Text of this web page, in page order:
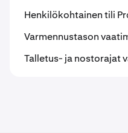
Henkilökohtainen tili
Varmennustason
Talletus- ja nostorajat